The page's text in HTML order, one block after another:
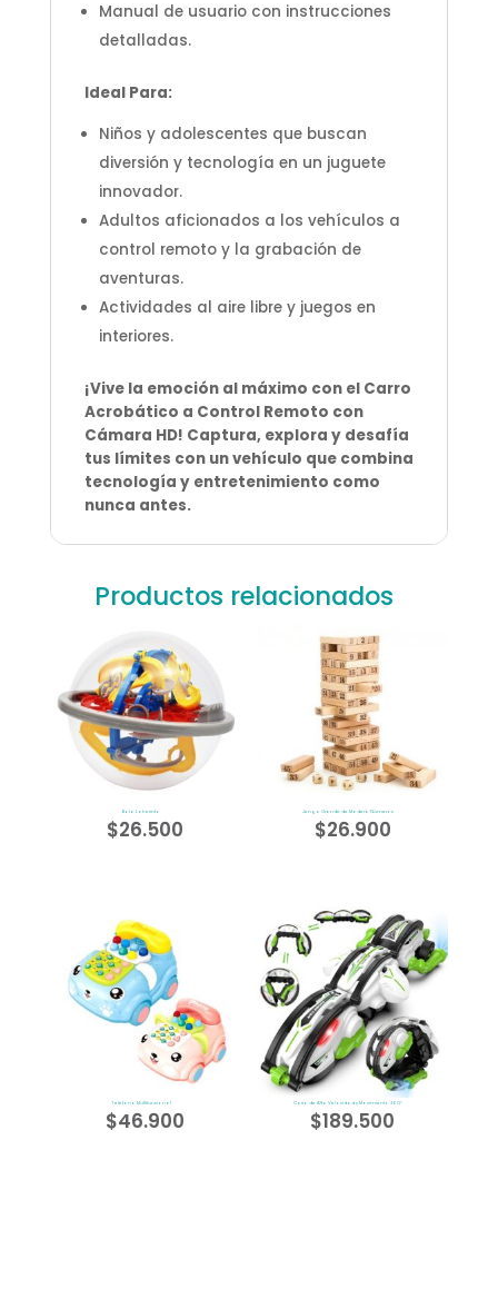
Manual de usuario con instrucciones
detalladas.
Ideal Para:
Niños y adolescentes que buscan
diversión y tecnología en un juguete
innovador.
Adultos aficionados a los vehículos a
control remoto y la grabación de
aventuras.
Actividades al aire libre y juegos en
interiores.
¡Vive la emoción al máximo con el Carro
Acrobático a Control Remoto con
Cámara HD! Captura, explora y desafía
tus límites con un vehículo que combina
tecnología y entretenimiento como
nunca antes.
Productos relacionados
Bola Laberinto
$26.500
Jenga Grande de Madera Números
$26.900
Teléfono Multifuncional
$46.900
Carro de Alta Velocidad y Movimiento 360°
$189.500